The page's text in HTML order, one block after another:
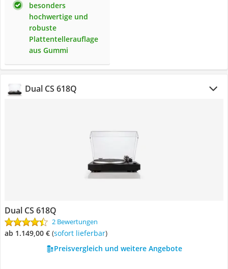
besonders
hochwertige und
robuste
Plattentellerauflage
aus Gummi
Dual CS 618Q
Dual CS 618Q
2 Bewertungen
ab 1.149,00 € ( Sofort lieferbar)
Preisvergleich und weitere Angebote